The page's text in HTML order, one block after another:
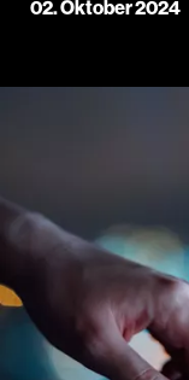
02. Oktober 2024